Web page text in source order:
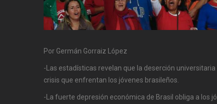
Por Germán Gorraiz López
-Las estadísticas revelan que la deserción
crisis que enfrentan los jóvenes brasileños.
-La fuerte depresión económica de Brasil obliga a los